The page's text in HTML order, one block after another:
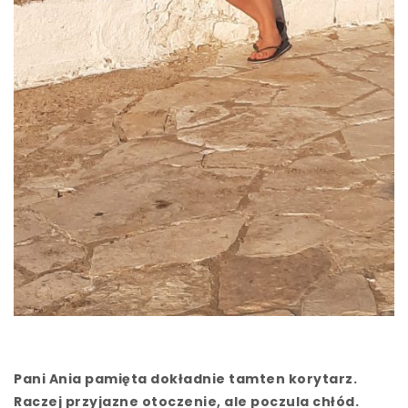
Pani Ania pamięta dokładnie tamten korytarz.
Raczej przyjazne otoczenie, ale poczula chłód.